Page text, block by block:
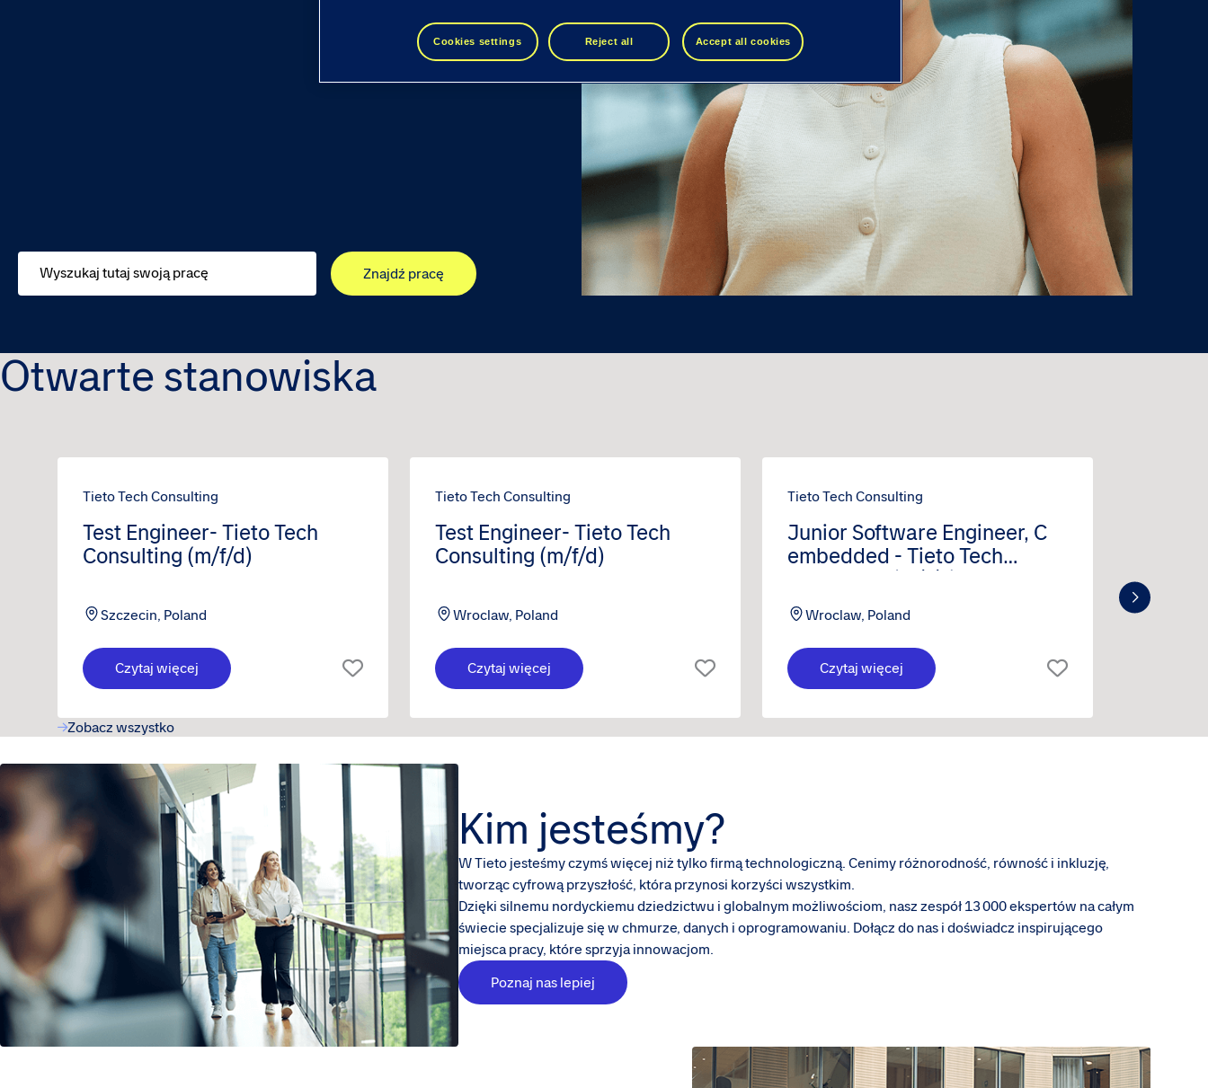
Znajdź pracę
Otwarte stanowiska
Test Engineer- Tieto Tech
Consulting (m/f/d)
Szczecin, Poland
Tieto Tech Consulting
Czytaj więcej
Test Engineer- Tieto Tech
Consulting (m/f/d)
Wroclaw, Poland
Tieto Tech Consulting
Czytaj więcej
Junior Software Engineer, C
embedded - Tieto Tech
Consulting (m/f/d)
Wroclaw, Poland
Tieto Tech Consulting
Czytaj więcej
Tieto
Zobacz wszystko
Kim jesteśmy?
W Tieto jesteśmy czymś więcej niż tylko firmą technologiczną. Cenimy różnorodność, równość i inkluzję,
tworząc cyfrową przyszłość, która przynosi korzyści wszystkim.
Dzięki silnemu nordyckiemu dziedzictwu i globalnym możliwościom, nasz zespół 13 000 ekspertów na całym
świecie specjalizuje się w chmurze, danych i oprogramowaniu. Dołącz do nas i doświadcz inspirującego
miejsca pracy, które sprzyja innowacjom.
Poznaj nas lepiej
Cookies settings Reject all Accept all cookies